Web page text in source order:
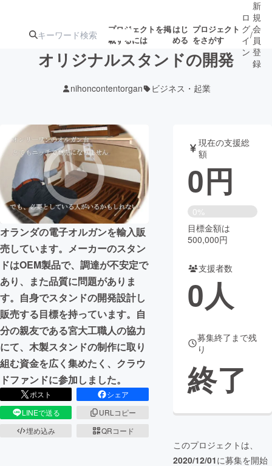
プロジェクトを掲
載するには
はじ
める
プロジェクト
をさがす
アート・写真
テクノロジー・ガジェット ゲーム・サ
映像・映画 書籍・雑誌
ビジネス・起業 チャレンジ
まちづくり・地域活性化
CAMPFIRE for Social Good
CAMPFIRE Creation
CAMPFIREふるさと納税machi-ya コミュニティ
ロ
グ
イ
ン
/
新
規
会
員
登
録
オリジナルスタンドの開発
nihoncontentorgan ビジネス・起業
オランダの電子オルガンを輸入販
売しています。メーカーのスタン
ドはOEM製品で、調達が不安定で
あり、また品質に問題がありま
す。自身でスタンドの開発設計し
販売する目標を持っています。自
分の親友である宮大工職人の協力
にて、木製スタンドの制作に取り
組む資金を広く集めたく、クラウ
ドファンドに参加しました。
ポスト
シェア
LINEで送る
URLコピー
埋め込み
QRコード
現在の支援総
額
0円
0%
目標金額は
500,000円
支援者数
0人
募集終了まで残
り
終了
このプロジェクトは、
2020/12/01に募集を開始